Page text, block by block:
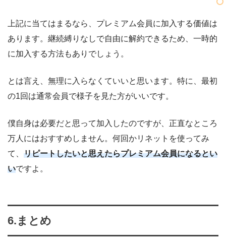
上記に当てはまるなら、プレミアム会員に加入する価値は
あります。継続縛りなしで自由に解約できるため、一時的
に加入する方法もありでしょう。
とは言え、無理に入らなくていいと思います。特に、最初
の1回は通常会員で様子を見た方がいいです。
僕自身は必要だと思って加入したのですが、正直なところ
万人にはおすすめしません。何回かリネットを使ってみ
て、 リピートしたいと思えたらプレミアム会員になるとい
いですよ。
6.まとめ